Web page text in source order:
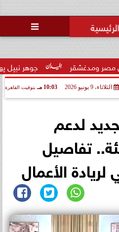

جوهر نبيل يهنئ لاعبي
الثلاثاء، 9 يونيو 2026 10:03 مـ بتوقيت القاهرة
لدعم
تفاصيل
لريادة الأعمال